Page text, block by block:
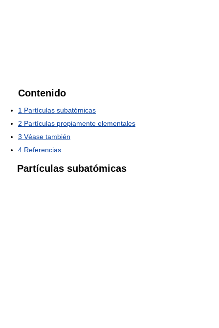
Contenido
1 Partículas subatómicas
2 Partículas propiamente elementales
3 Véase también
4 Referencias
Partículas subatómicas